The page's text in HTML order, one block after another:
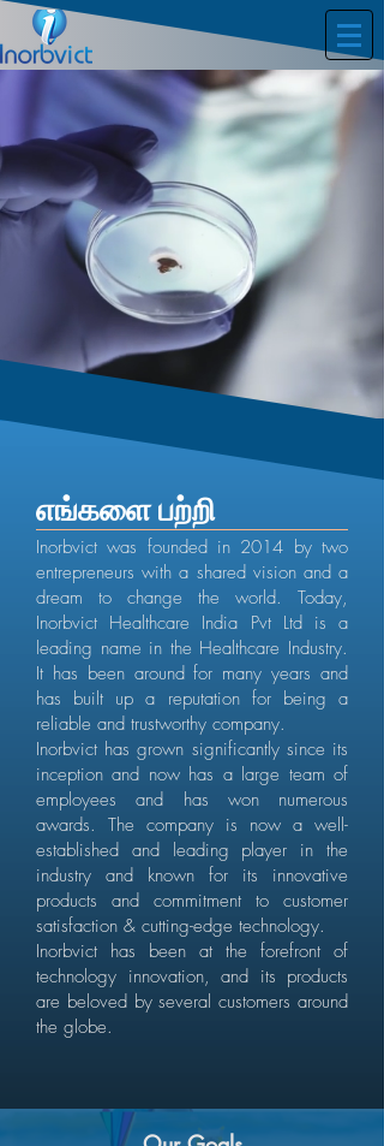
எங்களை பற்றி
Inorbvict was founded in 2014 by two
entrepreneurs with a shared vision and a
dream to change the world. Today,
Inorbvict Healthcare India Pvt Ltd is a
leading name in the Healthcare Industry.
It has been around for many years and
has built up a reputation for being a
reliable and trustworthy company.
Inorbvict has grown significantly since its
inception and now has a large team of
employees and has won numerous
awards. The company is now a well-
established and leading player in the
industry and known for its innovative
products and commitment to customer
satisfaction & cutting-edge technology.
Inorbvict has been at the forefront of
technology innovation, and its products
are beloved by several customers around
the globe.